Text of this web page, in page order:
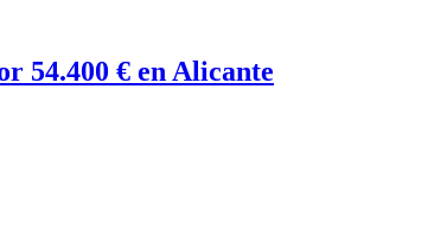
54.400 € en Alicante